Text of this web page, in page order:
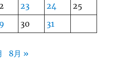
23 24
25
30 31
8月 »